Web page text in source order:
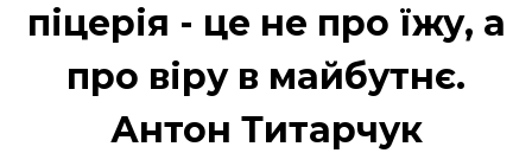
піцерія - це не про їжу, а
про віру в майбутнє.
Антон Титарчук